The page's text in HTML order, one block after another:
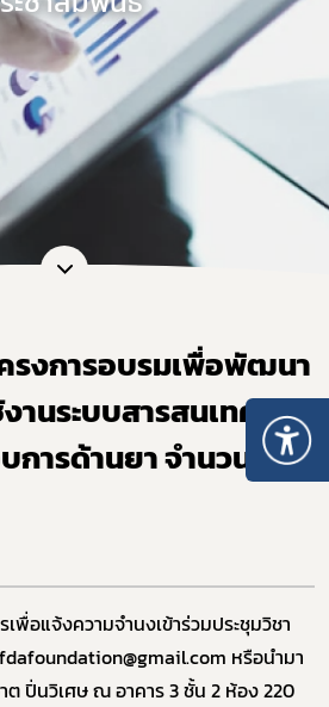
รงการอบรมเพื่อพัฒนา
านระบบสารสนเทศ
การด้านยา จำนวน 7
พื่อแจ้งความจำนงเข้าร่วมประชุมวิชา
หรือนำมา
ปิ่นวิเศษ ณ อาคาร 3 ชั้น 2 ห้อง 220